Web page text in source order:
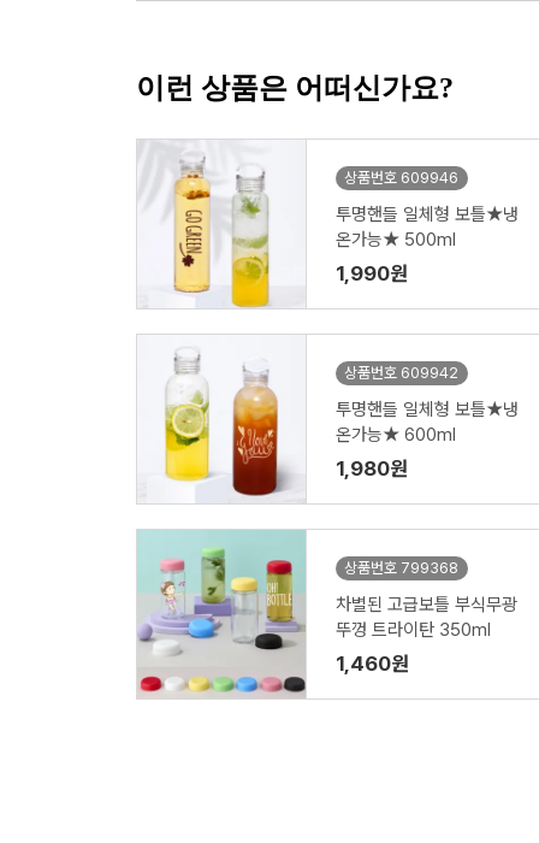
이런 상품은 어떠신가요?
상품번호 609946
투명핸들 일체형 보틀★냉
온가능★ 500ml
1,990원
상품번호 609942
투명핸들 일체형 보틀★냉
온가능★ 600ml
1,980원
상품번호 799368
차별된 고급보틀 부식무광
뚜껑 트라이탄 350ml
1,460원